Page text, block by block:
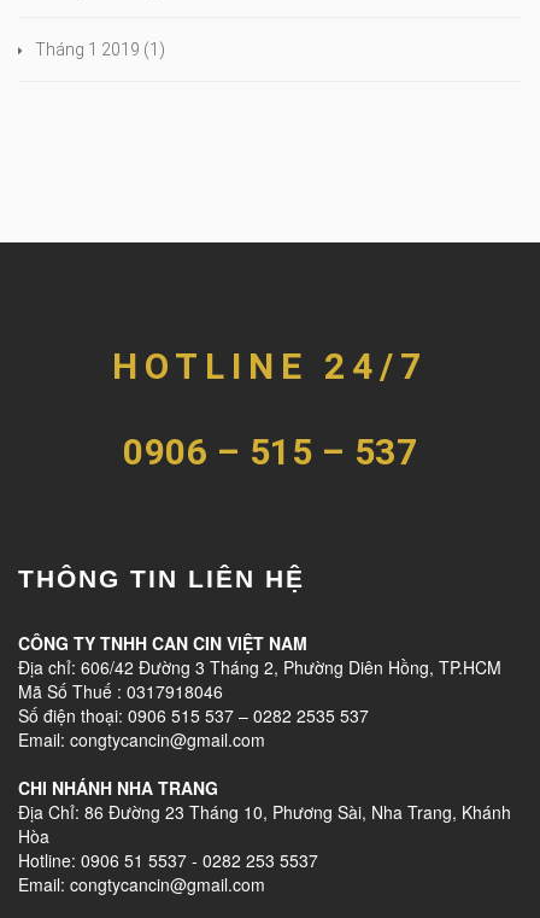
Tháng 1 2019 (1)
HOTLINE 24/7
0906 – 515 – 537
THÔNG TIN LIÊN HỆ
CÔNG TY TNHH CAN CIN VIỆT NAM
Địa chỉ: 606/42 Đường 3 Tháng 2, Phường Diên Hồng, TP.HCM
Mã Số Thuế : 0317918046
Số điện thoại: 0906 515 537 – 0282 2535 537
Email: congtycancin@gmail.com
CHI NHÁNH NHA TRANG
Địa Chỉ: 86 Đường 23 Tháng 10, Phương Sài, Nha Trang, Khánh
Hòa
Hotline: 0906 51 5537 - 0282 253 5537
Email: congtycancin@gmail.com